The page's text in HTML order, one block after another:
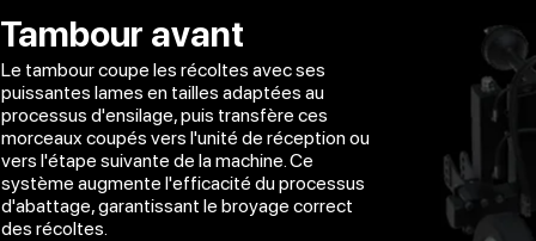
Tambour avant
Le tambour coupe les récoltes avec ses
puissantes lames en tailles adaptées au
processus d'ensilage, puis transfère ces
morceaux coupés vers l'unité de réception ou
vers l'étape suivante de la machine. Ce
système augmente l'efficacité du processus
d'abattage, garantissant le broyage correct
des récoltes.